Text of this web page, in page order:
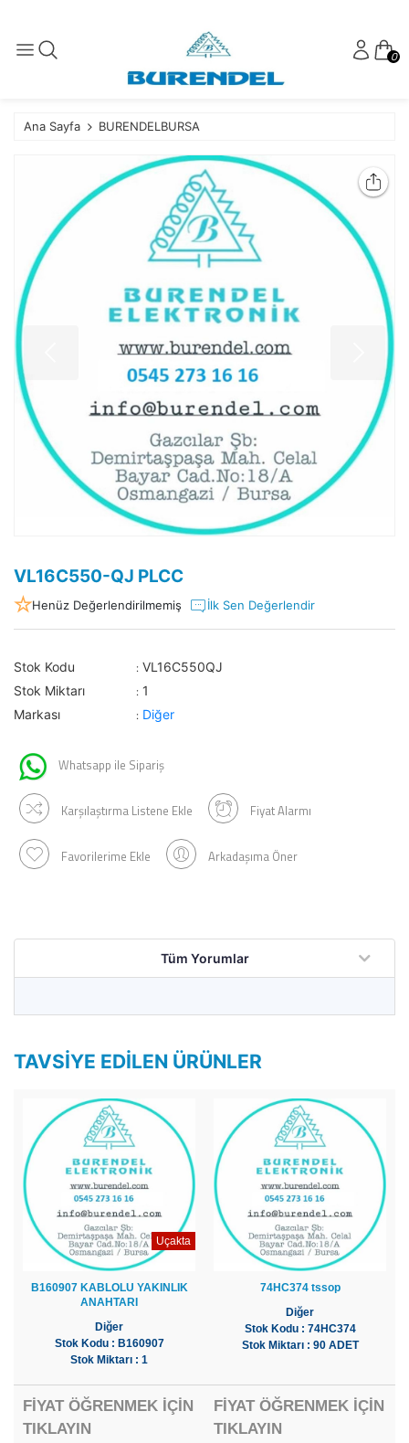
0
Ana Sayfa BURENDELBURSA
VL16C550-QJ PLCC
Henüz Değerlendirilmemiş İlk Sen Değerlendir
Stok Kodu : VL16C550QJ
Stok Miktarı
: 1
Markası
: Diğer
Whatsapp ile Sipariş
Karşılaştırma Listene Ekle Fiyat Alarmı
Favorilerime Ekle Arkadaşıma Öner
Tüm Yorumlar
TAVSIYE EDILEN ÜRÜNLER
Uçakta
B160907 KABLOLU YAKINLIK
ANAHTARI
Diğer
Stok Kodu : B160907
Stok Miktarı : 1
FİYAT ÖĞRENMEK İÇİN
TIKLAYIN
74HC374 tssop
Diğer
Stok Kodu : 74HC374
Stok Miktarı : 90 ADET
FİYAT ÖĞRENMEK İÇİN
TIKLAYIN